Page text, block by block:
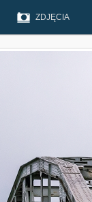
ZDJĘCIA